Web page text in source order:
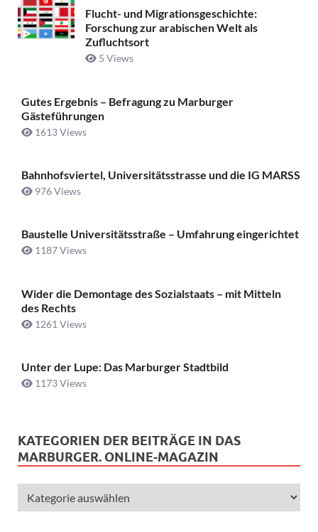
Flucht- und Migrationsgeschichte:
Forschung zur arabischen Welt als
Zufluchtsort
5 Views
Gutes Ergebnis – Befragung zu Marburger
Gästeführungen
1613 Views
Bahnhofsviertel, Universitätsstrasse und die IG MARSS
976 Views
Baustelle Universitätsstraße ­– Umfahrung eingerichtet
1187 Views
Wider die Demontage des Sozialstaats – mit Mitteln
des Rechts
1261 Views
Unter der Lupe: Das Marburger Stadtbild
1173 Views
KATEGORIEN DER BEITRÄGE IN DAS
MARBURGER. ONLINE-MAGAZIN